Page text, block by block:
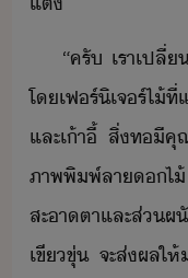
“​ครั​ ​เรา​เปลี่
โ​เฟร์ิเจร์​ไ้​
และ​เ้าี้​ ​สิ่ท​ีคุ
ภาพพิพ์​ลา​
สะา​ตา​และ​ส่​ผ
เขี​ขุ่​ ​จะ​ส่ผล​ใ